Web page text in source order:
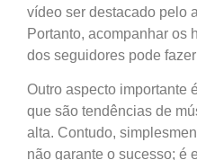
vídeo ser destacado pelo
Portanto, acompanhar os
dos seguidores pode
Outro aspecto importante
que são tendências de
alta. Contudo,
não garante o sucesso; é